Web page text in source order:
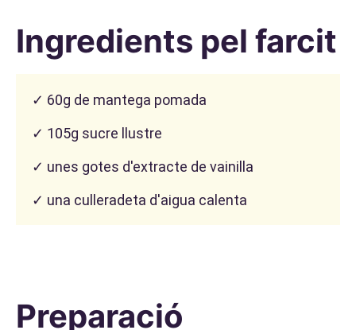
Ingredients pel farcit
✓ 60g de mantega pomada
✓ 105g sucre llustre
✓ unes gotes d'extracte de vainilla
✓ una culleradeta d'aigua calenta
Preparació